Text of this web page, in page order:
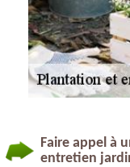
Faire appel à
entretien